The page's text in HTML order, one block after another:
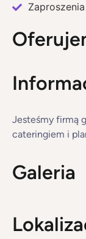
Zaproszenia
Jesteśmy firmą
cateringiem i
Galeria